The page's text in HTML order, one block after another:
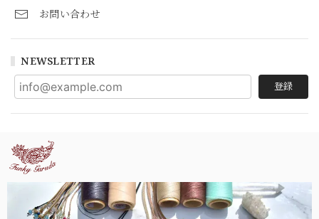
お問い合わせ
NEWSLETTER
登録